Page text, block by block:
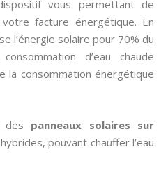
vous permettant de
facture énergétique. En
l’énergie solaire pour 70% du
d’eau chaude
la consommation énergétique
des panneaux solaires sur
hybrides, pouvant chauffer l’eau